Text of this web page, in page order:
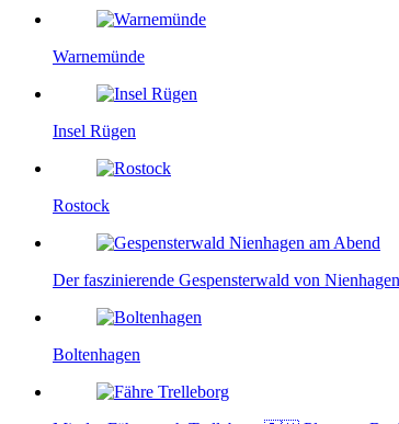
Warnemünde
Insel Rügen
Rostock
Der faszinierende Gespensterwald von Nienhagen
Boltenhagen